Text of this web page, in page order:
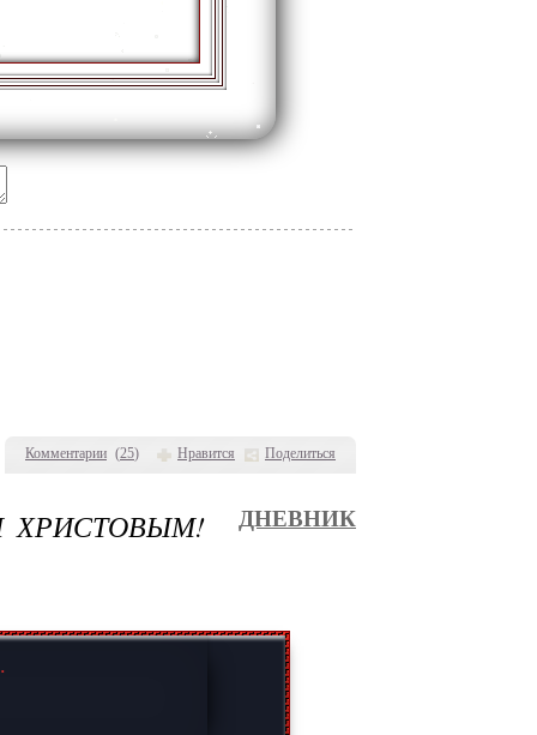
Комментарии (25) Нравится Поделиться
ХРИСТОВЫМ! ДНЕВНИК